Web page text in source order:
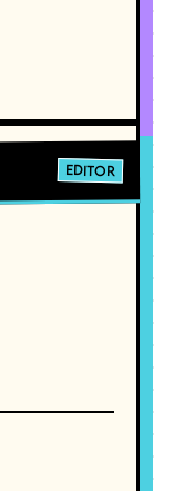
EDITOR